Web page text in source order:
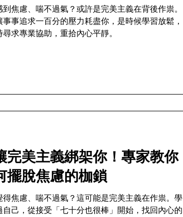
到焦慮、喘不過氣？或許是完美主義在背後作祟。
事事追求一百分的壓力耗盡你，是時候學習放鬆，
尋求專業協助，重拾內心平靜。
完美主義綁架你！專家教你
擺脫焦慮的枷鎖
得焦慮、喘不過氣？這可能是完美主義在作祟。學
自己，從接受「七十分也很棒」開始，找回內心的